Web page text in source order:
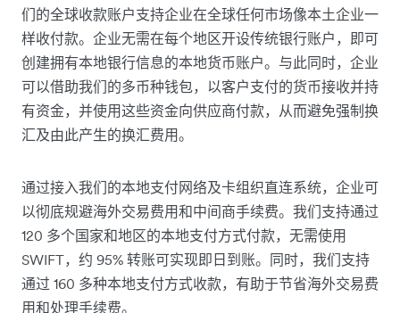
们的全球收款账户支持企业在全球任何市场像本土企业一
样收付款。企业无需在每个地区开设传统银行账户，即可
创建拥有本地银行信息的本地货币账户。与此同时，企业
可以借助我们的多币种钱包，以客户支付的货币接收并持
有资金，并使用这些资金向供应商付款，从而避免强制换
汇及由此产生的换汇费用。
通过接入我们的本地支付网络及卡组织直连系统，企业可
以彻底规避海外交易费用和中间商手续费。我们支持通过
120 多个国家和地区的本地支付方式付款，无需使用
SWIFT，约 95% 转账可实现即日到账。同时，我们支持
通过 160 多种本地支付方式收款，有助于节省海外交易费
用和处理手续费。